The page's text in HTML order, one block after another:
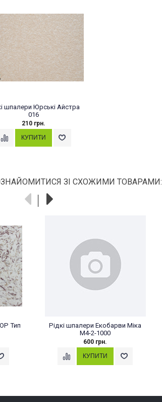
шпалери Юрські Айстра
016
210 грн.
ЗІ СХОЖИМИ ТОВАРАМИ:
Тип
Рідкі шпалери Екобарви Міка
М4-2-1000
600 грн.